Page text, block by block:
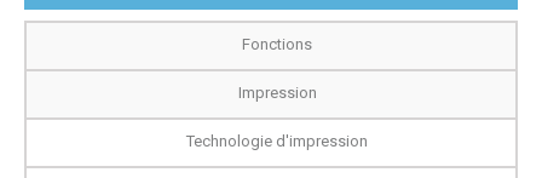
Fonctions
Impression
Technologie d'impression